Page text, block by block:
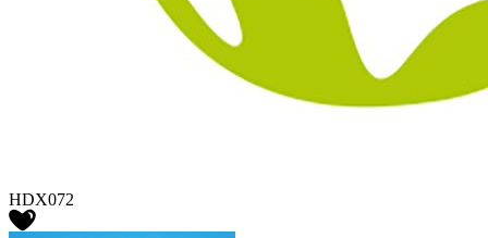
HDX072